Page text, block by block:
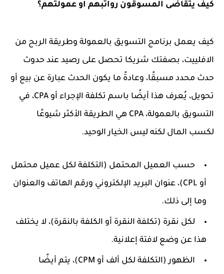
كيف يتقاضى المسوقون رواتبهم او عمولتهم؟
كيف يعمل برنامج التسويق بالعمولة وطريقة الربح من
الافلييت، بصفتك شريكا تحصل على رصيد عند حدوث
حدث محدد مسبقًا، وعادةً ما يكون الحدث عبارة عن بيع أو
تحويل، يُعرف هذا أيضًا باسم تكلفة الإجراء أو CPA، في
التسويق بالعمولة، CPA هي الطريقة الأكثر شيوعًا
لكسب المال لكنه ليس الخيار الوحيد.
حسب العميل المحتمل (التكلفة لكل عميل محتمل
أو CPL)، عنوان البريد الإلكتروني ورقم الهاتف والعنوان
وما إلى ذلك.
لكل نقرة (تكلفة النقرة أو الكلفة بالنقرة)، لا يختلف
هذا عن وضع لافتة إعلانية.
الظهور (التكلفة لكل ألف أو CPM)، يتم أيضًا